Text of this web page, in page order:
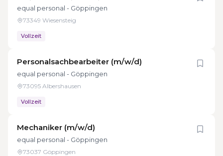
equal personal - Göppingen
73349 Wiesensteig
Vollzeit
Personalsachbearbeiter (m/w/d)
equal personal - Göppingen
73095 Albershausen
Vollzeit
Mechaniker (m/w/d)
equal personal - Göppingen
73037 Göppingen